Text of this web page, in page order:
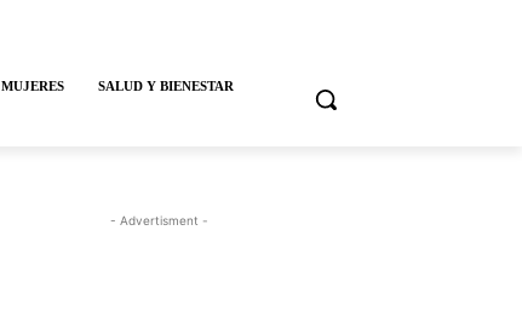
MUJERES
SALUD Y BIENESTAR
- Advertisment -